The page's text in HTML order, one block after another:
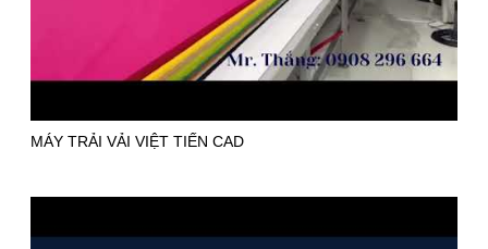
MÁY TRẢI VẢI VIỆT TIẾN CAD